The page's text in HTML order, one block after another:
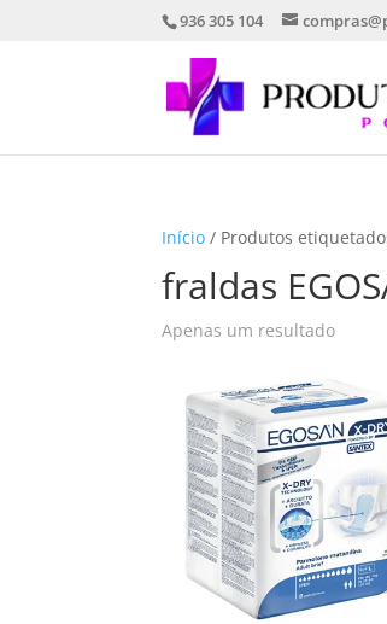
936 305 104
Início / Produtos
fraldas
Apenas um resultado